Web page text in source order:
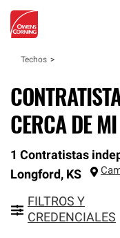
Techos
CERCA DE
1 Contratistas
Longford, KS
FILTROS Y
CREDENCIALES